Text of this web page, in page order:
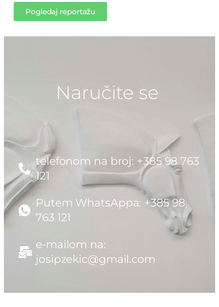
Pogledaj reportažu
Naručite se
telefonom na broj: +385 98 763
121
Putem WhatsAppa: +385 98
763 121
e-mailom na:
josipzekic@gmail.com